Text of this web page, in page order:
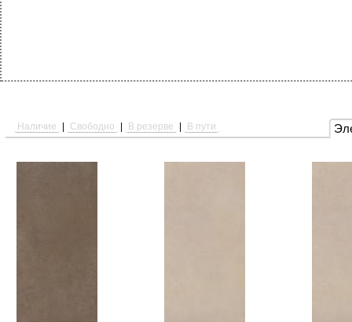
Наличие Свободно В резерве В пути